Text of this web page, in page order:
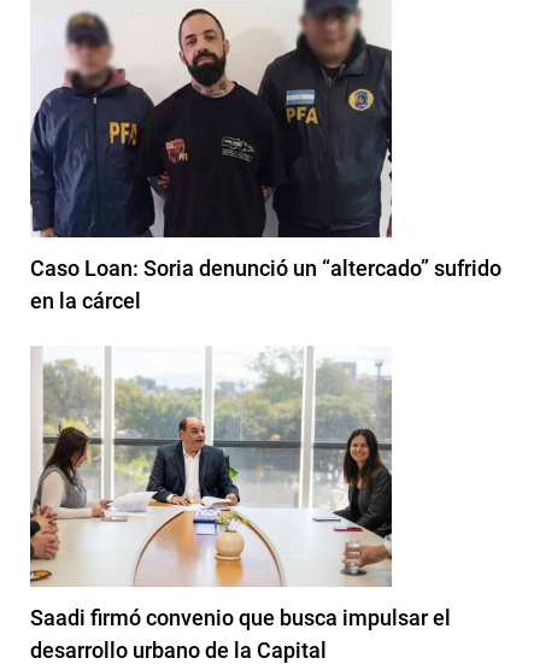
Caso Loan: Soria denunció un “altercado” sufrido
en la cárcel
Saadi firmó convenio que busca impulsar el
desarrollo urbano de la Capital